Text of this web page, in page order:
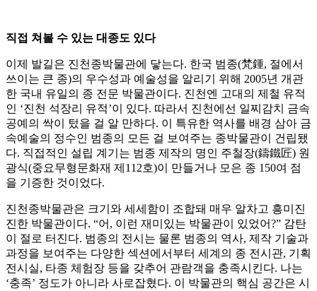
직접 쳐볼 수 있는 대종도 있다
이제 발길은 진천종박물관에 닿는다. 한국 범종(梵鍾, 절에서
쓰이는 큰 종)의 우수성과 예술성을 알리기 위해 2005년 개관
한 국내 유일의 종 전문 박물관이다. 진천엔 고대의 제철 유적
인 ‘진천 석장리 유적’이 있다. 따라서 진천에선 일찌감치 금속
공예의 싹이 텄을 걸 알 만하다. 이 특유한 역사를 배경 삼아 금
속예술의 정수인 범종의 모든 걸 보여주는 종박물관이 건립됐
다. 직접적인 설립 계기는 범종 제작의 명인 주철장(鑄鐵匠) 원
광식(중요무형문화재 제112호)이 만들거나 모은 종 150여 점
을 기증한 것이었다.
진천종박물관은 크기와 세세함이 조합돼 매우 알차고 흥미진
진한 박물관이다. “어, 이런 재미있는 박물관이 있었어?” 감탄
이 절로 터진다. 범종의 전시는 물론 범종의 역사, 제작 기술과
과정을 보여주는 다양한 섹션에서부터 세계의 종 전시관, 기획
전시실, 타종 체험장 등을 갖추어 관람객을 충족시킨다. 나는
‘충족’ 정도가 아니라 사로잡혔다. 이 박물관의 핵심 공간은 시